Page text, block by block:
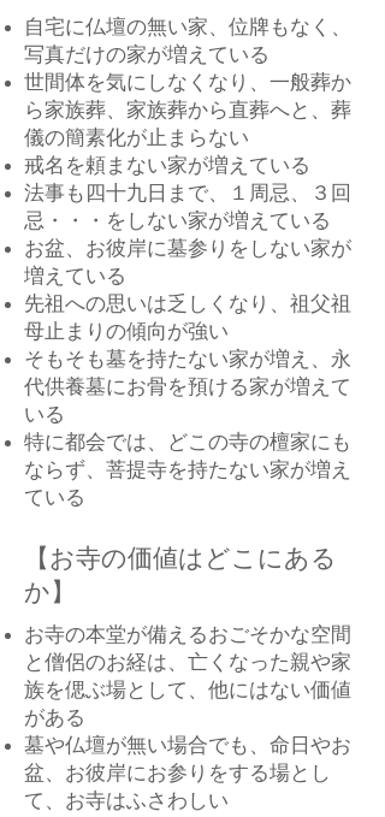
自宅に仏壇の無い家、位牌もなく、
写真だけの家が増えている
世間体を気にしなくなり、一般葬か
ら家族葬、家族葬から直葬へと、葬
儀の簡素化が止まらない
戒名を頼まない家が増えている
法事も四十九日まで、１周忌、３回
忌・・・をしない家が増えている
お盆、お彼岸に墓参りをしない家が
増えている
先祖への思いは乏しくなり、祖父祖
母止まりの傾向が強い
そもそも墓を持たない家が増え、永
代供養墓にお骨を預ける家が増えて
いる
特に都会では、どこの寺の檀家にも
ならず、菩提寺を持たない家が増え
ている
【お寺の価値はどこにある
か】
お寺の本堂が備えるおごそかな空間
と僧侶のお経は、亡くなった親や家
族を偲ぶ場として、他にはない価値
がある
墓や仏壇が無い場合でも、命日やお
盆、お彼岸にお参りをする場とし
て、お寺はふさわしい